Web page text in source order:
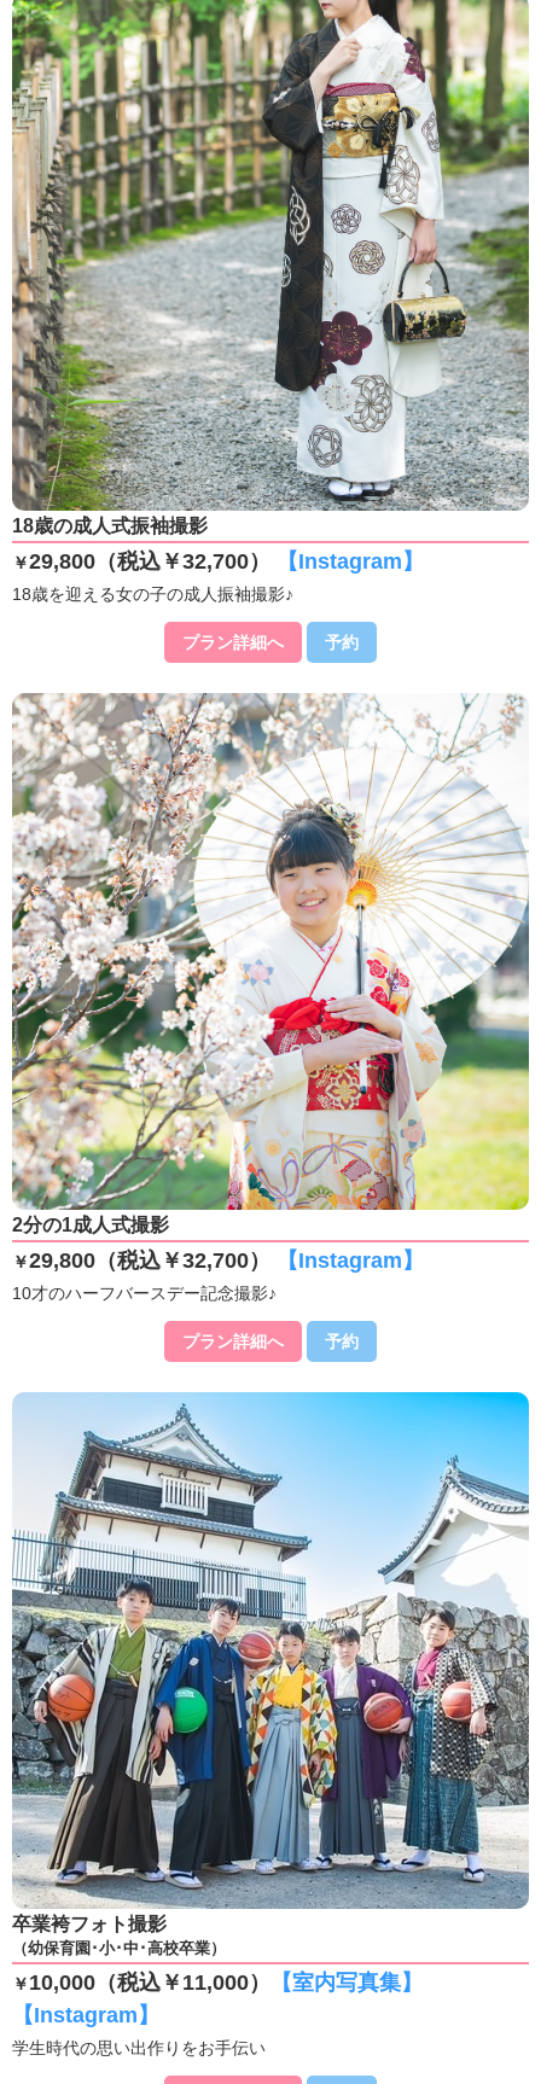
18歳の成人式振袖撮影
￥29,800（税込￥32,700） 【Instagram】
18歳を迎える女の子の成人振袖撮影♪
プラン詳細へ 予約
2分の1成人式撮影
￥29,800（税込￥32,700） 【Instagram】
10才のハーフバースデー記念撮影♪
プラン詳細へ 予約
卒業袴フォト撮影
（幼保育園･小･中･高校卒業）
￥10,000（税込￥11,000）
【室内写真集】
【Instagram】
学生時代の思い出作りをお手伝い